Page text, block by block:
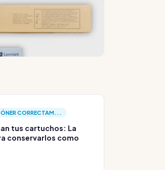
CORRECTAM...
tus cartuchos: La
conservarlos como